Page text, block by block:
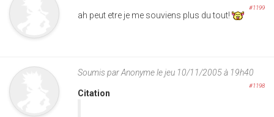
#1199
ah peut etre je me souviens plus du tout!
Soumis parAnonymele jeu 10/11/2005 à 19h40
#1198
Citation